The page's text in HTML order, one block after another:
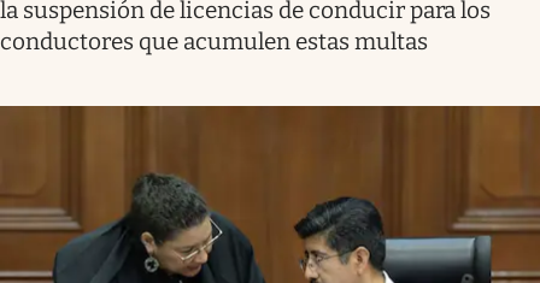
la suspensión de licencias de conducir para los
conductores que acumulen estas multas